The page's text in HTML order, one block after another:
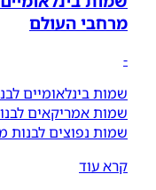
מרחבי העולם
-
שמות בינלאומיים
שמות אמריקאים
שמות נפוצים לבנות
קרא עוד